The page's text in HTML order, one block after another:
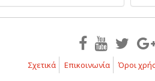
Σχετικά Επικοινωνία Όροι